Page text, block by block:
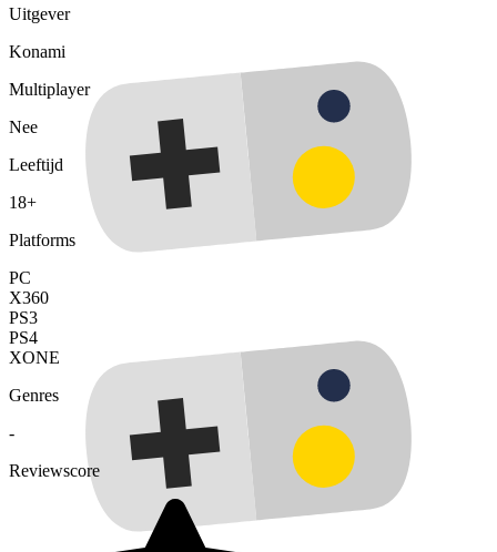
Uitgever
Konami
Multiplayer
Nee
Leeftijd
18+
Platforms
PC
X360
PS3
PS4
XONE
Genres
-
Reviewscore